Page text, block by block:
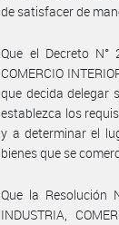
de satisfacer de
Que el Decreto
COMERCIO
que decida delegar
establezca los
y a determinar el
bienes que se
Que la Resolución
INDUSTRIA,